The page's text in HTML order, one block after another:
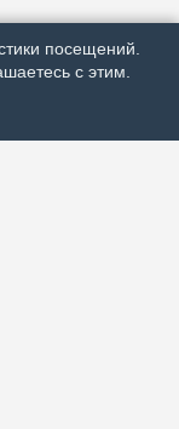
посещений.
с этим.